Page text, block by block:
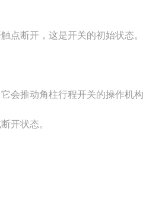
点断开，这是开关的初始状态。
会推动角柱行程开关的操作机构
开状态。